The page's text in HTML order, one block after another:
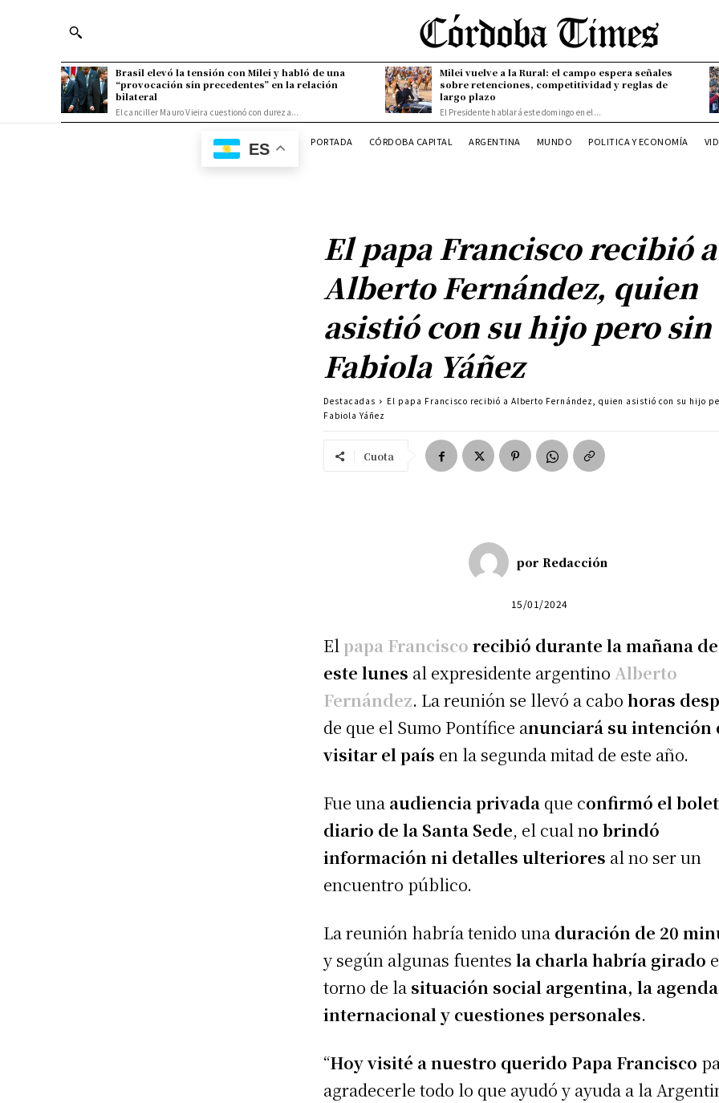
Brasil elevó la tensión con Milei y habló de una
“provocación sin precedentes” en la relación
bilateral
El canciller Mauro Vieira cuestionó con dureza...
Milei vuelve a la Rural: el campo espera señales
sobre retenciones, competitividad y reglas de
largo plazo
El Presidente hablará este domingo en el...
ES PORTADA CÓRDOBA CAPITAL ARGENTINA MUNDO POLITICA Y ECONOMÍA
El papa Francisco recibió a
Alberto Fernández, quien
asistió con su hijo pero sin
Fabiola Yáñez
Destacadas
El papa Francisco recibió a Alberto Fernández, quien asistió con su hijo
Fabiola Yáñez
Cuota
por Redacción
15/01/2024
El papa Francisco recibió durante la mañana de
este lunes al expresidente argentinoAlberto
Fernández. La reunión se llevó a cabo horas
de que el Sumo Pontífice anunciará su intención
visitar el país en la segunda mitad de este año.
Fue una audiencia privada que confirmó el
diario de la Santa Sede, el cual no brindó
información ni detalles ulteriores al no ser un
encuentro público.
La reunión habría tenido una duración de 20
y según algunas fuentesla charla habría girado
torno de la situación social argentina, la agenda
internacional y cuestiones personales.
“Hoy visité a nuestro querido Papa Francisco
agradecerle todo lo que ayudó y ayuda a la